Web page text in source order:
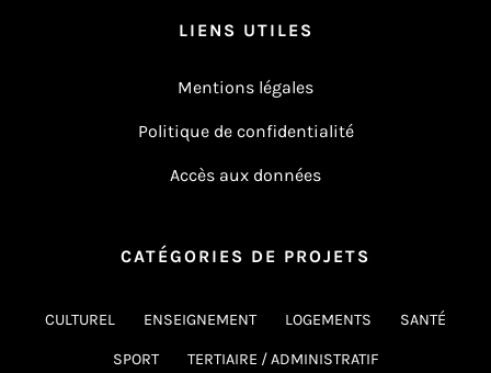
LIENS UTILES
Mentions légales
Politique de confidentialité
Accès aux données
CATÉGORIES DE PROJETS
CULTUREL ENSEIGNEMENT LOGEMENTS SANTÉ
SPORT TERTIAIRE / ADMINISTRATIF